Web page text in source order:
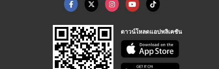
ดาวน์โหลดแอปพลิเคชัน